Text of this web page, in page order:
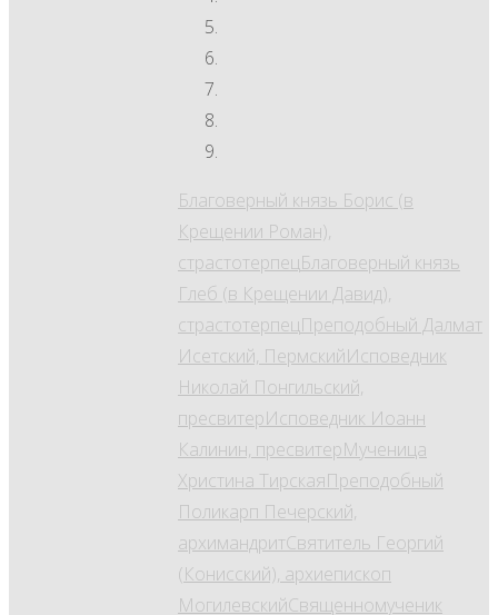
Благоверный князь Борис (в
Крещении Роман),
страстотерпецБлаговерный князь
Глеб (в Крещении Давид),
страстотерпецПреподобный Далмат
Исетский, ПермскийИсповедник
Николай Понгильский,
пресвитерИсповедник Иоанн
Калинин, пресвитерМученица
Христина ТирскаяПреподобный
Поликарп Печерский,
архимандритСвятитель Георгий
(Конисский), архиепископ
МогилевскийСвященномученик